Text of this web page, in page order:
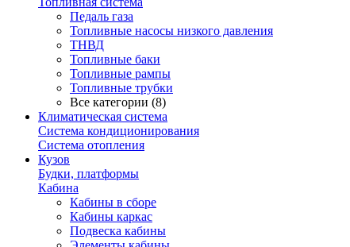
Педаль газа
Топливные насосы низкого давления
ТНВД
Топливные баки
Топливные рампы
Топливные трубки
Все категории (8)
Климатическая система
Система кондиционирования
Система отопления
Кузов
Будки, платформы
Кабина
Кабины в сборе
Кабины каркас
Подвеска кабины